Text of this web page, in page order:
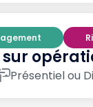
Présentiel ou